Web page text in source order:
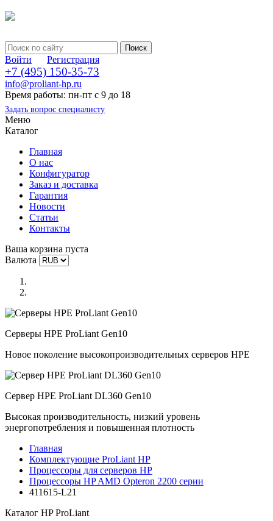
Войти Регистрация
+7 (495) 150-35-73
info@proliant-hp.ru
Время работы: пн-пт с 9 до 18
Задать вопрос специалисту
Меню
Каталог
Главная
О нас
Конфигуратор
Заказ и доставка
Гарантия
Новости
Статьи
Контакты
Ваша корзина пуста
Валюта
Серверы HPE ProLiant Gen10
Новое поколение высокопроизводительных серверов HPE
Сервер HPE ProLiant DL360 Gen10
Высокая производительность, низкий уровень
энергопотребления и повышенная плотность
Главная
Комплектующие ProLiant HP
Процессоры для серверов HP
Процессоры HP AMD Opteron 2200 серии
411615-L21
Каталог HP ProLiant